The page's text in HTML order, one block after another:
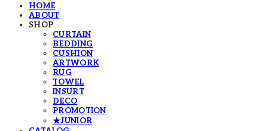
HOME
ABOUT
SHOP
CURTAIN
BEDDING
CUSHION
ARTWORK
RUG
TOWEL
INSURT
DECO
PROMOTION
★JUNIOR